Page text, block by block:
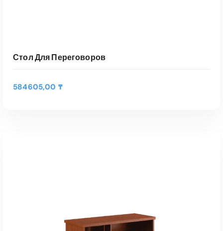
В КОРЗИНУ Быстрый Просмотр
Стол Для Переговоров
584605,00 ₸